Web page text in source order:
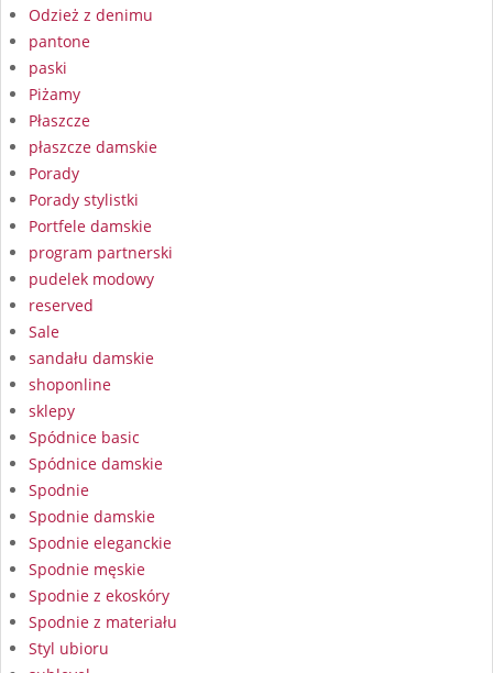
Odzież z denimu
pantone
paski
Piżamy
Płaszcze
płaszcze damskie
Porady
Porady stylistki
Portfele damskie
program partnerski
pudelek modowy
reserved
Sale
sandału damskie
shoponline
sklepy
Spódnice basic
Spódnice damskie
Spodnie
Spodnie damskie
Spodnie eleganckie
Spodnie męskie
Spodnie z ekoskóry
Spodnie z materiału
Styl ubioru